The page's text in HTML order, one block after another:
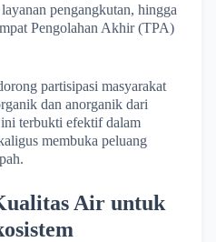
pengangkutan, hingga
Pengolahan Akhir (TPA)
partisipasi masyarakat
dan anorganik dari
terbukti efektif dalam
membuka peluang
Air untuk